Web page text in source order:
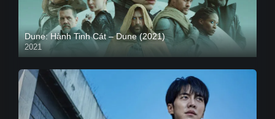
Dune: Hành Tinh Cát – Dune (2021)
2021
HD VIETSUB